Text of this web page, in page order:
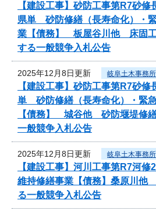
【建設工事】砂防工事第R7砂
県単 砂防修繕（長寿命化）・
業【債務】 板屋谷川他 床固工
する一般競争入札公告
2025年12月8日更新 岐阜土木事務所
【建設工事】砂防工事第R7砂
単 砂防修繕（長寿命化）・緊
【債務】 城谷他 砂防堰堤修
一般競争入札公告
2025年12月8日更新 岐阜土木事務所
【建設工事】河川工事第R7河
維持修繕事業【債務】桑原川他
る一般競争入札公告